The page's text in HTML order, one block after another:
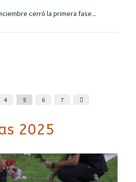
cerró la primera fase...
4 5 6 7
2025